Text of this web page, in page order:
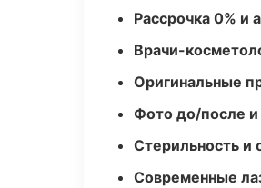
Рассрочка 0% и
Врачи-
Оригинальные
Фото до/после
Стерильность и
Современные